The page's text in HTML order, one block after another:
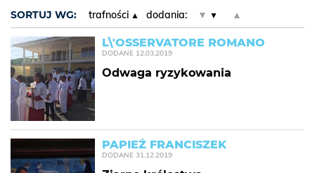
SORTUJ WG: trafności dodania: ▼ ▲
L\'OSSERVATORE ROMANO
DODANE 12.03.2019
Odwaga ryzykowania
PAPIEŻ FRANCISZEK
DODANE 31.12.2019